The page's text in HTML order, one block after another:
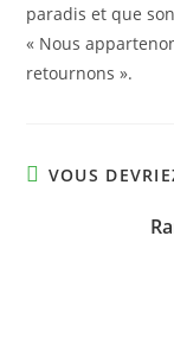
paradis et que
« Nous
retournons ».
VOUS